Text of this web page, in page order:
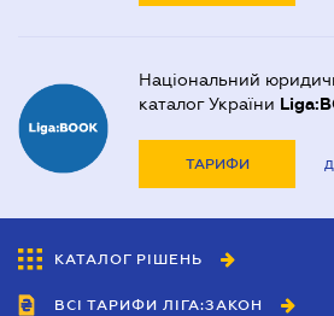
Національний
каталог України
ТАРИФИ
КАТАЛОГ РІШЕНЬ
ВСІ ТАРИФИ ЛІГА:ЗАКОН